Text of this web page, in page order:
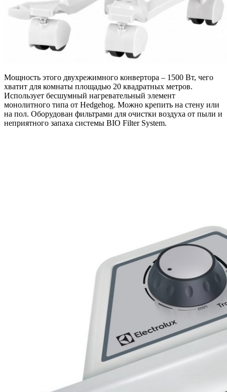
Мощность этого двухрежимного конвертора – 1500 Вт, чего
хватит для комнаты площадью 20 квадратных метров.
Использует бесшумный нагревательный элемент
монолитного типа от Hedgehog. Можно крепить на стену или
на пол. Оборудован фильтрами для очистки воздуха от пыли и
неприятного запаха системы BIO Filter System.